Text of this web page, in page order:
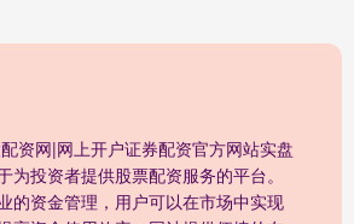
资网|网上开户证券配资官方网站实盘
为投资者提供股票配资服务的平台。
的资金管理，用户可以在市场中实现